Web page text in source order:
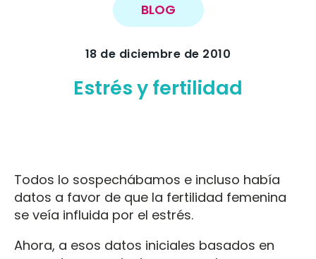
BLOG
18 de diciembre de 2010
Estrés y fertilidad
Todos lo sospechábamos e incluso había
datos a favor de que la fertilidad femenina
se veía influida por el estrés.
Ahora, a esos datos iniciales basados en